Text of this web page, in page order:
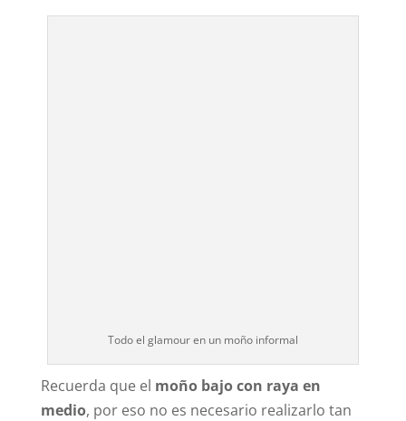
Todo el glamour en un moño informal
Recuerda que el moño bajo con raya en
medio, por eso no es necesario realizarlo tan